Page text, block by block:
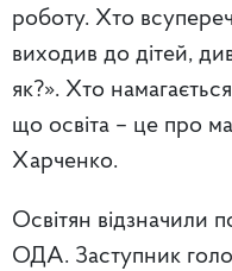
роботу. Хто
виходив до дітей,
як?». Хто
що освіта – це про
Харченко.
Освітян відзначили
ОДА. Заступник